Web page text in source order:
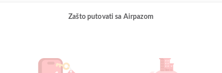
Zašto putovati sa Airpazom